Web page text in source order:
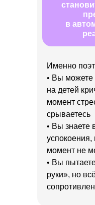
в
Именно
• Вы можете
на детей
момент
срываетесь
• Вы знаете
успокоения,
момент не
• Вы
руки», но